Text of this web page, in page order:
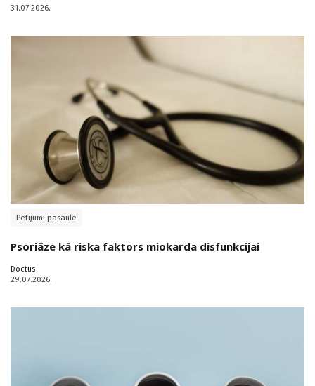
31.07.2026.
Pētījumi pasaulē
Psoriāze kā riska faktors miokarda disfunkcijai
Doctus
29.07.2026.